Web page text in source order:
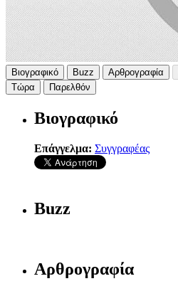
Βιογραφικό Buzz Αρθρογραφία
Τώρα
Παρελθόν
Βιογραφικό
Επάγγελμα: Συγγραφέας
Buzz
Αρθρογραφία